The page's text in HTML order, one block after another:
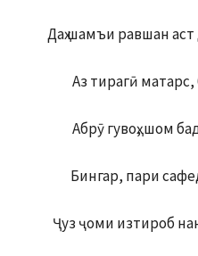
Даҳ шамъи равшан аст
Аз тирагӣ
Абрӯ гувоҳ, шом
Бингар, пари
Ҷуз ҷоми изтироб